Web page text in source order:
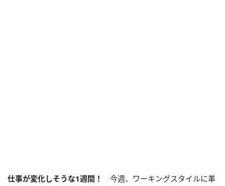
仕事が変化しそうな1週間！
今週、ワーキングスタイルに革